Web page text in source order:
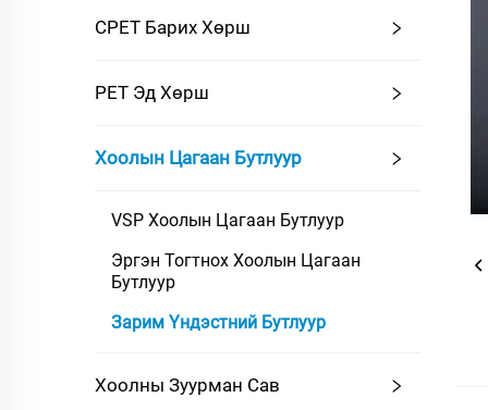
CPET Барих Хөрш
PET Эд Хөрш
Хоолын Цагаан Бутлуур
VSP Хоолын Цагаан Бутлуур
Эргэн Тогтнох Хоолын Цагаан
Бутлуур
Зарим Үндэстний Бутлуур
Хоолны Зуурман Сав